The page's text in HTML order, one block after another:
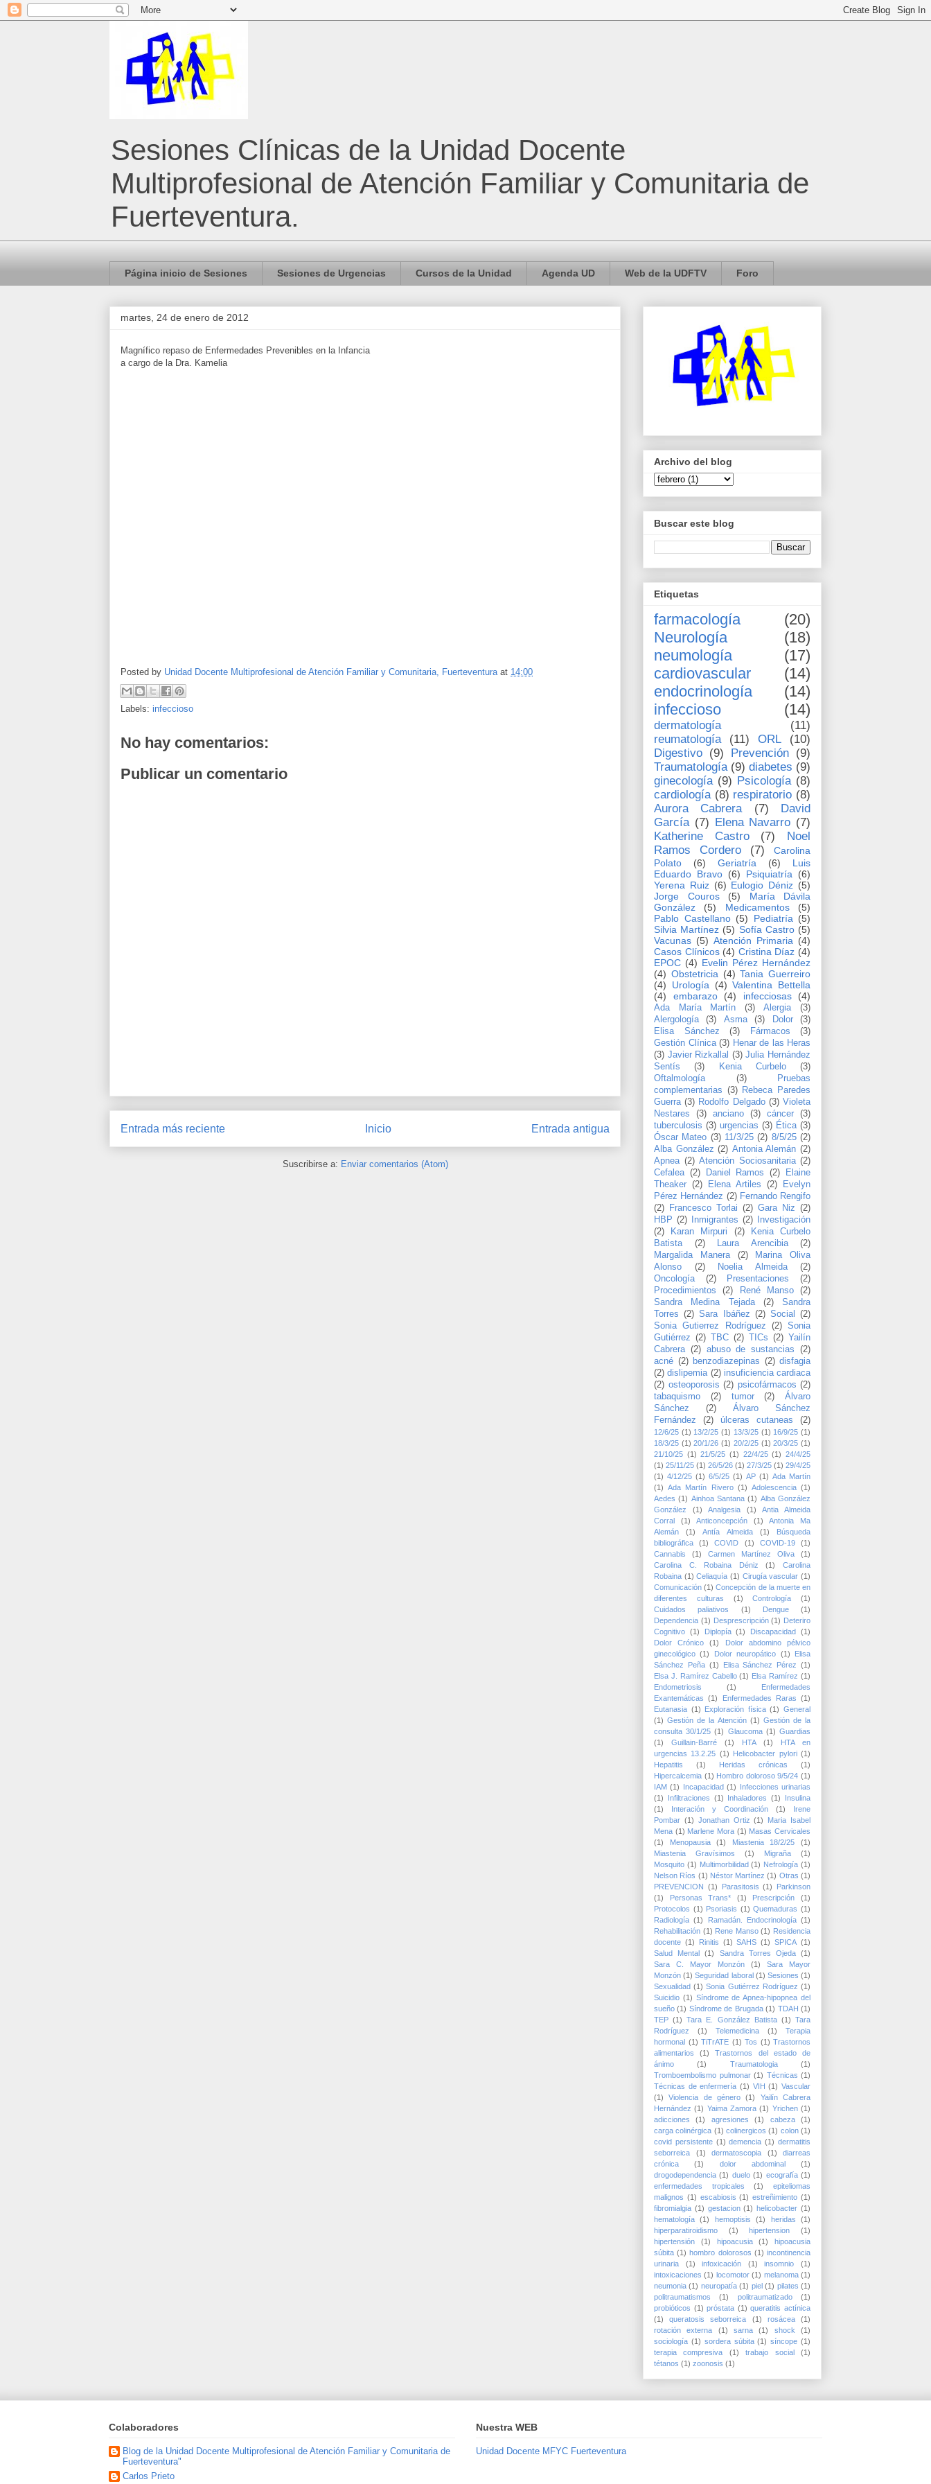
Sesiones Clínicas de la Unidad Docente
Multiprofesional de Atención Familiar y Comunitaria de
Fuerteventura.
Página inicio de Sesiones Sesiones de Urgencias Cursos de la Unidad Agenda UD Web de la UDFTV Foro
martes, 24 de enero de 2012
Magnífico repaso de Enfermedades Prevenibles en la Infancia
a cargo de la Dra. Kamelia
Posted by Unidad Docente Multiprofesional de Atención Familiar y Comunitaria, Fuerteventura at 14:00
Labels: infeccioso
No hay comentarios:
Publicar un comentario
Entrada más reciente Entrada antigua
Inicio
Suscribirse a: Enviar comentarios (Atom)
Archivo del blog
Buscar este blog
Etiquetas
farmacología
(20)
Neurología
(18)
neumología
(17)
cardiovascular
(14)
endocrinología
(14)
infeccioso
(14)
dermatología
(11)
reumatología
(11) ORL
(10)
Digestivo (9) Prevención (9)
Traumatología (9) diabetes (9)
ginecología (9) Psicología (8)
cardiología (8) respiratorio (8)
Aurora Cabrera
(7)
David
García (7) Elena Navarro (7)
Katherine Castro
(7)
Noel
Ramos Cordero
(7)
Carolina
Polato
(6) Geriatría (6)
Luis
Eduardo Bravo (6) Psiquiatría
(6)
Yerena Ruiz (6) Eulogio Déniz (5)
Jorge Couros
(5)
María Dávila
González
(5) Medicamentos
(5)
Pablo Castellano (5) Pediatría (5)
Silvia Martínez (5) Sofía Castro (5)
Vacunas (5) Atención Primaria (4)
Casos Clínicos (4) Cristina Díaz (4)
EPOC (4) Evelin Pérez Hernández
(4) Obstetricia (4) Tania Guerreiro
(4)
Urología (4) Valentina Bettella
(4)
embarazo (4) infecciosas (4)
Ada María Martín (3) Alergia
(3)
Alergología
(3) Asma (3) Dolor
(3)
Elisa Sánchez
(3) Fármacos
(3)
Gestión Clínica (3) Henar de las Heras
(3) Javier Rizkallal (3) Julia Hernández
Sentís
(3) Kenia Curbelo
(3)
Oftalmología
(3)
Pruebas
complementarias (3) Rebeca Paredes
Guerra (3) Rodolfo Delgado (3) Violeta
Nestares
(3) anciano (3) cáncer
(3)
tuberculosis (3) urgencias (3) Ética (3)
Óscar Mateo (3) 11/3/25 (2) 8/5/25 (2)
Alba González (2) Antonia Alemán (2)
Apnea (2) Atención Sociosanitaria (2)
Cefalea (2) Daniel Ramos (2)
Elaine
Theaker (2) Elena Artiles (2)
Evelyn
Pérez Hernández (2) Fernando Rengifo
(2)
Francesco Torlai (2) Gara Niz (2)
HBP (2) Inmigrantes (2)
Investigación
(2)
Karan Mirpuri (2)
Kenia Curbelo
Batista
(2) Laura Arencibia
(2)
Margalida Manera
(2)
Marina Oliva
Alonso
(2) Noelia Almeida
(2)
Oncología
(2) Presentaciones
(2)
Procedimientos
(2) René Manso
(2)
Sandra Medina Tejada
(2)
Sandra
Torres (2) Sara Ibáñez (2) Social
(2)
Sonia Gutierrez Rodríguez
(2) Sonia
Gutiérrez (2) TBC (2) TICs (2) Yailín
Cabrera (2) abuso de sustancias
(2)
acné (2) benzodiazepinas (2) disfagia
(2) dislipemia (2) insuficiencia cardiaca
(2) osteoporosis (2) psicofármacos (2)
tabaquismo
(2) tumor (2)
Álvaro
Sánchez
(2)
Álvaro Sánchez
Fernández
(2) úlceras cutaneas (2)
12/6/25 (1) 13/2/25 (1) 13/3/25 (1) 16/9/25 (1)
18/3/25 (1) 20/1/26 (1) 20/2/25 (1) 20/3/25 (1)
21/10/25 (1) 21/5/25 (1) 22/4/25 (1) 24/4/25
(1) 25/11/25 (1) 26/5/26 (1) 27/3/25 (1) 29/4/25
(1) 4/12/25 (1) 6/5/25 (1) AP (1) Ada Martín
(1) Ada Martín Rivero (1) Adolescencia (1)
Aedes (1) Ainhoa Santana (1) Alba González
González
(1) Analgesia (1)
Antia Almeida
Corral
(1) Anticoncepción (1)
Antonia Ma
Alemán
(1) Antía Almeida (1)
Búsqueda
bibliográfica
(1) COVID (1) COVID-19
(1)
Cannabis
(1) Carmen Martínez Oliva
(1)
Carolina C. Robaina Déniz
(1)
Carolina
Robaina (1) Celiaquía (1) Cirugía vascular (1)
Comunicación (1) Concepción de la muerte en
diferentes culturas
(1) Contrología
(1)
Cuidados paliativos
(1) Dengue
(1)
Dependencia (1) Desprescripción (1) Deteriro
Cognitivo (1) Diplopía (1) Discapacidad (1)
Dolor Crónico
(1)
Dolor abdomino pélvico
ginecológico (1) Dolor neuropático (1)
Elisa
Sánchez Peña (1) Elisa Sánchez Pérez (1)
Elsa J. Ramírez Cabello (1) Elsa Ramírez (1)
Endometriosis
(1)
Enfermedades
Exantemáticas
(1) Enfermedades Raras (1)
Eutanasia (1) Exploración física (1) General
(1) Gestión de la Atención (1) Gestión de la
consulta 30/1/25 (1) Glaucoma (1) Guardias
(1)
Guillain-Barré (1) HTA (1)
HTA en
urgencias 13.2.25 (1) Helicobacter pylori (1)
Hepatitis
(1) Heridas crónicas
(1)
Hipercalcemia (1) Hombro doloroso 9/5/24 (1)
IAM (1) Incapacidad (1) Infecciones urinarias
(1)
Infiltraciones (1) Inhaladores (1)
Insulina
(1)
Interación y Coordinación (1)
Irene
Pombar (1) Jonathan Ortiz (1)
Maria Isabel
Mena (1) Marlene Mora (1) Masas Cervicales
(1)
Menopausia (1) Miastenia 18/2/25
(1)
Miastenia Gravísimos
(1) Migraña
(1)
Mosquito (1) Multimorbilidad (1) Nefrología (1)
Nelson Ríos (1) Néstor Martínez (1) Otras (1)
PREVENCION (1) Parasitosis (1)
Parkinson
(1)
Personas Trans* (1) Prescripción
(1)
Protocolos (1) Psoriasis (1) Quemaduras (1)
Radiología (1) Ramadán. Endocrinología (1)
Rehabilitación (1) Rene Manso (1) Residencia
docente (1) Rinitis (1) SAHS (1) SPICA (1)
Salud Mental
(1) Sandra Torres Ojeda (1)
Sara C. Mayor Monzón
(1)
Sara Mayor
Monzón (1) Seguridad laboral (1) Sesiones (1)
Sexualidad (1) Sonia Gutiérrez Rodríguez (1)
Suicidio (1) Síndrome de Apnea-hipopnea del
sueño (1) Síndrome de Brugada (1) TDAH (1)
TEP (1) Tara E. González Batista (1) Tara
Rodríguez
(1) Telemedicina (1)
Terapia
hormonal (1) TiTrATE (1) Tos (1) Trastornos
alimentarios
(1)
Trastornos del estado de
ánimo
(1) Traumatologia
(1)
Tromboembolismo pulmonar (1) Técnicas (1)
Técnicas de enfermería (1) VIH (1) Vascular
(1)
Violencia de género (1)
Yailín Cabrera
Hernández (1) Yaima Zamora (1) Yrichen (1)
adicciones
(1) agresiones (1) cabeza
(1)
carga colinérgica (1) colinergicos (1) colon (1)
covid persistente (1) demencia (1) dermatitis
seborreica
(1) dermatoscopia (1)
diarreas
crónica
(1) dolor abdominal
(1)
drogodependencia (1) duelo (1) ecografía (1)
enfermedades tropicales
(1)
epiteliomas
malignos (1) escabiosis (1) estreñimiento (1)
fibromialgia (1) gestacion (1) helicobacter (1)
hematología
(1) hemoptisis (1) heridas
(1)
hiperparatiroidismo
(1) hipertension
(1)
hipertensión
(1) hipoacusia (1)
hipoacusia
súbita (1) hombro dolorosos (1) incontinencia
urinaria
(1) infoxicación (1) insomnio
(1)
intoxicaciones (1) locomotor (1) melanoma (1)
neumonia (1) neuropatía (1) piel (1) pilates (1)
politraumatismos
(1) politraumatizado
(1)
probióticos (1) próstata (1) queratitis actínica
(1)
queratosis seborreica (1) rosácea
(1)
rotación externa
(1) sarna (1) shock
(1)
sociología (1) sordera súbita (1) síncope (1)
terapia compresiva
(1) trabajo social
(1)
tétanos (1) zoonosis (1)
Colaboradores
Blog de la Unidad Docente Multiprofesional de Atención Familiar y Comunitaria de
Fuerteventura"
Carlos Prieto
Nuestra WEB
Unidad Docente MFYC Fuerteventura